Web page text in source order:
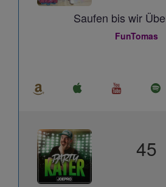
Saufen bis wir
FunTomas
45